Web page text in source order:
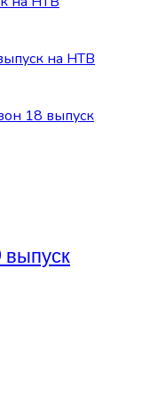
на НТВ
18 выпуск